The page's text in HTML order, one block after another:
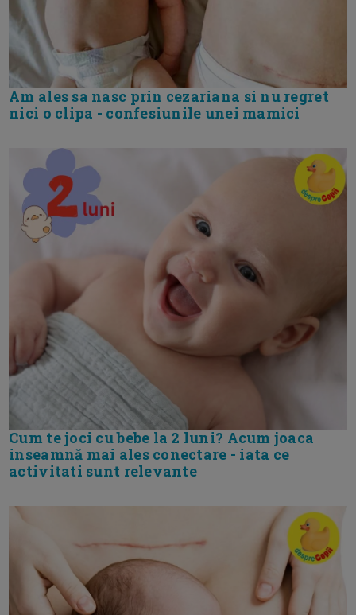
Am ales sa nasc prin cezariana si nu regret
nici o clipa - confesiunile unei mamici
Cum te joci cu bebe la 2 luni? Acum joaca
inseamnă mai ales conectare - iata ce
activitati sunt relevante